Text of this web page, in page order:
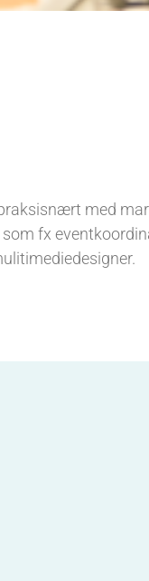
med
fx